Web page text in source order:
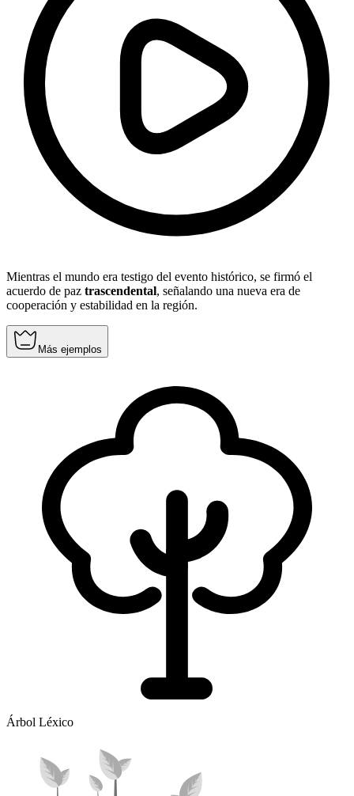
Mientras el mundo era testigo del evento histórico, se firmó el
acuerdo de paz trascendental, señalando una nueva era de
cooperación y estabilidad en la región.
Más ejemplos
Árbol Léxico